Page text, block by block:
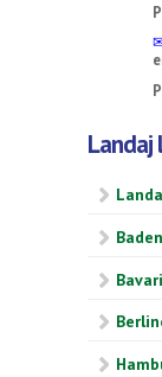
Landaj